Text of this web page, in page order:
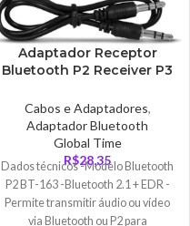
Adaptador Receptor
Bluetooth P2 Receiver P3
Caixas – AD0246
Cabos e Adaptadores,
Adaptador Bluetooth
Global Time
R$28,35
Dados técnicos -Modelo Bluetooth
P2 BT-163 -Bluetooth 2.1 + EDR -
Permite transmitir áudio ou vídeo
via Bluetooth ou P2 para